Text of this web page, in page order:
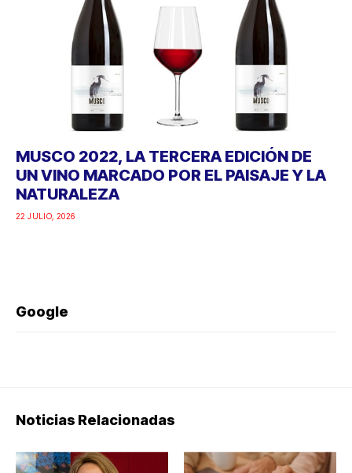
MUSCO 2022, LA TERCERA EDICIÓN DE
UN VINO MARCADO POR EL PAISAJE Y LA
NATURALEZA
22 JULIO, 2026
Google
Noticias Relacionadas